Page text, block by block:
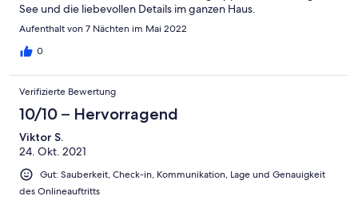
See und die liebevollen Details im ganzen Haus.
Aufenthalt von 7 Nächten im Mai 2022
0
Verifizierte Bewertung
10/10 – Hervorragend
Viktor S.
24. Okt. 2021
Gut: Sauberkeit, Check-in, Kommunikation, Lage und Genauigkeit
des Onlineauftritts